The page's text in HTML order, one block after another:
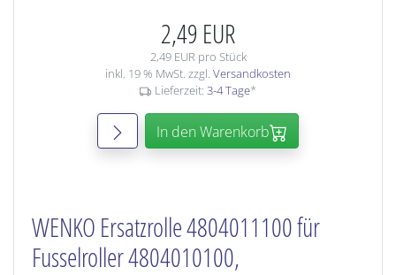
2,49 EUR
2,49 EUR pro Stück
inkl. 19 % MwSt. zzgl. Versandkosten
Lieferzeit: 3-4 Tage*
In den Warenkorb
WENKO Ersatzrolle 4804011100 für
Fusselroller 4804010100,